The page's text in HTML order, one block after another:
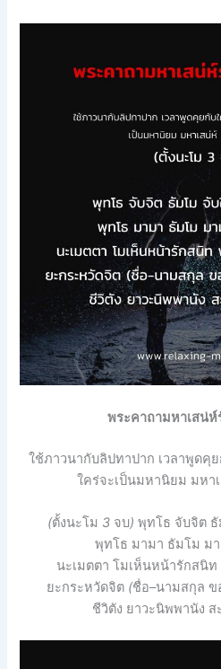
พระคาถามหาเสน่ห์
ใช้ภาวนากับลิปทาปาก เวลาพูดคุ
ใคร่จะเป็นมหานิยม มหา
(ตั้งนะโม 3 จบ) พุทโธ จับจิต
พุทโธ มามา ธัมโม ม
นะเมตตา โมเห็นหน้ารักสนิท
ยะกระหวัดจิต (ชื่อ–นามสกุล ข
ชีวิตัง ยาวะนิพพานัง ส